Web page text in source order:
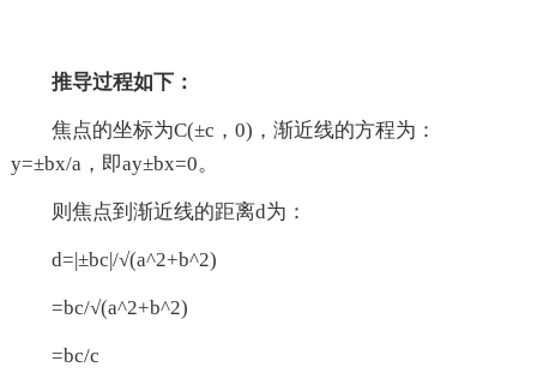
推导过程如下：
焦点的坐标为C(±c，0)，渐近线的方程为：
y=±bx/a，即ay±bx=0。
则焦点到渐近线的距离d为：
d=|±bc|/√(a^2+b^2)
=bc/√(a^2+b^2)
=bc/c